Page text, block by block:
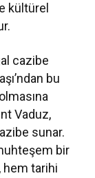
kültürel
cazibe
bu
Vaduz,
sunar.
bir
hem tarihi